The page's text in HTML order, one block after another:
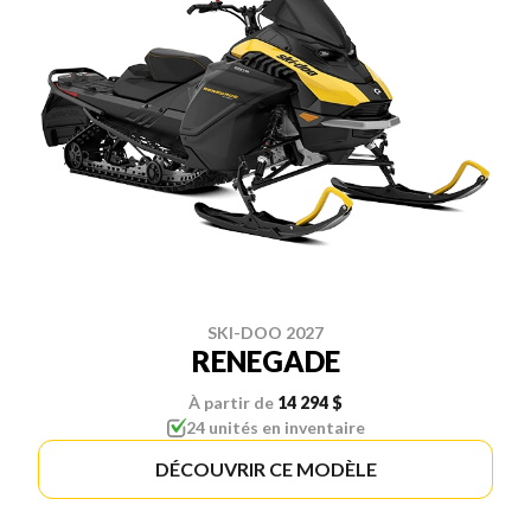
SKI-DOO 2027
RENEGADE
À partir de 14 294 $
24 unités en inventaire
DÉCOUVRIR CE MODÈLE